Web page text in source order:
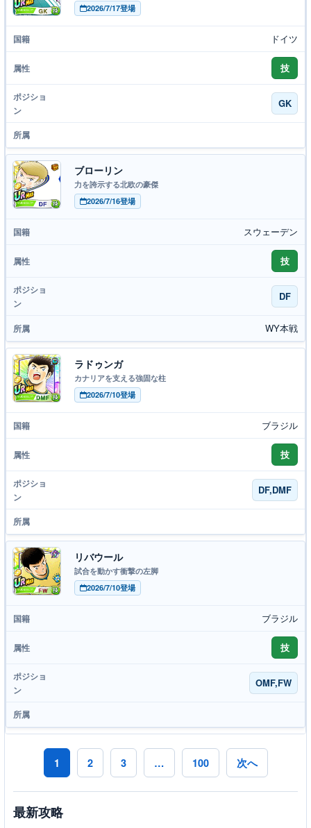
2026/7/17登場
ドイツ
技
GK
ブローリン
力を誇示する北欧の豪傑
2026/7/16登場
スウェーデン
技
DF
WY本戦
ラドゥンガ
カナリアを支える強固な柱
2026/7/10登場
ブラジル
技
DF,DMF
リバウール
試合を動かす衝撃の左脚
2026/7/10登場
ブラジル
技
OMF,FW
1 2 3 … 100 次へ
最新攻略